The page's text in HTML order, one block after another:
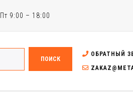
9:00 – 18:00
ПОИСК
ОБРАТНЫЙ